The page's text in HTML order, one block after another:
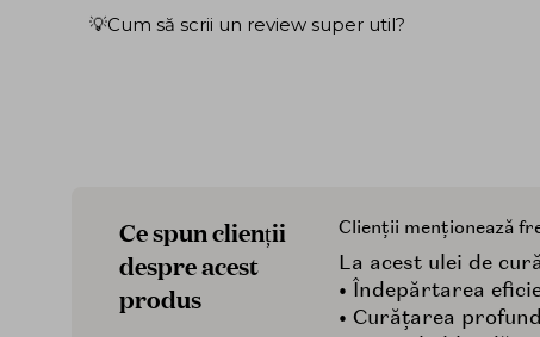
💡Cum să scrii un review super util?
Ce spun clienții
despre acest
produs
Clienții menționează
La acest ulei de
• Îndepărtarea
• Curățarea